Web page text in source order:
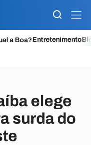
a Boa?Entretenimento
elege
surda do